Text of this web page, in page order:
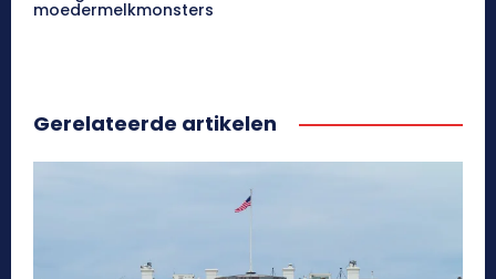
moedermelkmonsters
Gerelateerde artikelen